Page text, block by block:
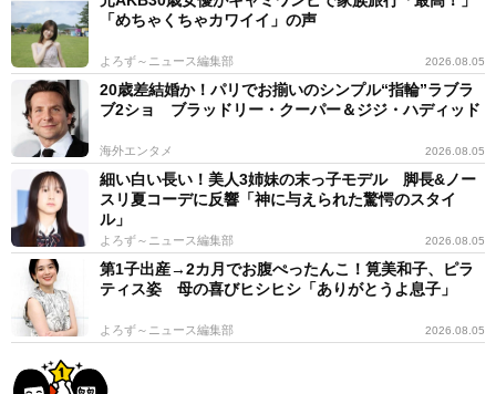
「めちゃくちゃカワイイ」の声
よろず～ニュース編集部 2026.08.05
20歳差結婚か！パリでお揃いのシンプル“指輪”ラブラ
ブ2ショ ブラッドリー・クーパー＆ジジ・ハディッド
海外エンタメ 2026.08.05
細い白い長い！美人3姉妹の末っ子モデル 脚長&ノー
スリ夏コーデに反響「神に与えられた驚愕のスタイ
ル」
よろず～ニュース編集部 2026.08.05
第1子出産→2カ月でお腹ぺったんこ！筧美和子、ピラ
ティス姿 母の喜びヒシヒシ「ありがとうよ息子」
よろず～ニュース編集部 2026.08.05